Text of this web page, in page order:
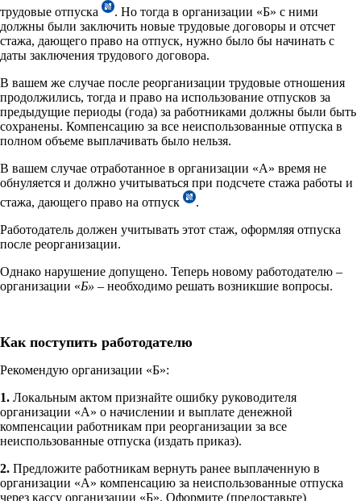
трудовые отпуска
. Но тогда в организации «Б» с ними
должны были заключить новые трудовые договоры и отсчет
стажа, дающего право на отпуск, нужно было бы начинать с
даты заключения трудового договора.
В вашем же случае после реорганизации трудовые отношения
продолжились, тогда и право на использование отпусков за
предыдущие периоды (года) за работниками должны были быть
сохранены. Компенсацию за все неиспользованные отпуска в
полном объеме выплачивать было нельзя.
В вашем случае отработанное в организации «А» время не
обнуляется и должно учитываться при подсчете стажа работы и
стажа, дающего право на отпуск
.
Работодатель должен учитывать этот стаж, оформляя отпуска
после реорганизации.
Однако нарушение допущено. Теперь новому работодателю –
организации «Б» – необходимо решать возникшие вопросы.
Как поступить работодателю
Рекомендую организации «Б»:
1. Локальным актом признайте ошибку руководителя
организации «А» о начислении и выплате денежной
компенсации работникам при реорганизации за все
неиспользованные отпуска (издать приказ).
2. Предложите работникам вернуть ранее выплаченную в
организации «А» компенсацию за неиспользованные отпуска
через кассу организации «Б». Оформите (предоставьте)